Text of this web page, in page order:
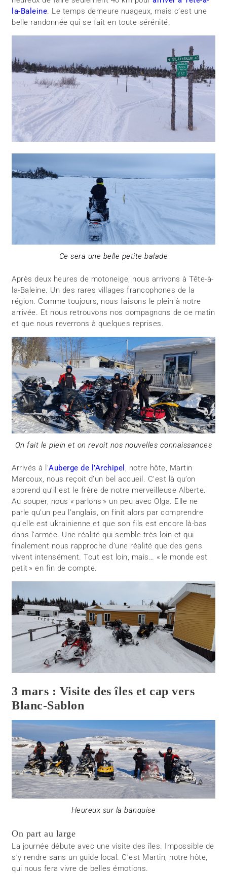
la-Baleine. Le temps demeure nuageux, mais c’est une
belle randonnée qui se fait en toute sérénité.
Ce sera une belle petite balade
Après deux heures de motoneige, nous arrivons à Tête-à-
la-Baleine. Un des rares villages francophones de la
région. Comme toujours, nous faisons le plein à notre
arrivée. Et nous retrouvons nos compagnons de ce matin
et que nous reverrons à quelques reprises.
On fait le plein et on revoit nos nouvelles connaissances
Arrivés à l’Auberge de l’Archipel , notre hôte, Martin
Marcoux, nous reçoit d’un bel accueil. C’est là qu’on
apprend qu’il est le frère de notre merveilleuse Alberte.
Au souper, nous « parlons » un peu avec Olga. Elle ne
parle qu’un peu l’anglais, on finit alors par comprendre
qu’elle est ukrainienne et que son fils est encore là-bas
dans l’armée. Une réalité qui semble très loin et qui
finalement nous rapproche d’une réalité que des gens
vivent intensément. Tout est loin, mais… « le monde est
petit » en fin de compte.
3 mars : Visite des îles et cap vers
Blanc-Sablon
Heureux sur la banquise
On part au large
La journée débute avec une visite des îles. Impossible de
s’y rendre sans un guide local. C’est Martin, notre hôte,
qui nous fera vivre de belles émotions.